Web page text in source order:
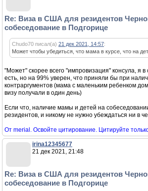
Re: Виза в США для резидентов
собеседование в Подгорице
Chudo70 писал(а) 21 дек 2021, 14:57:
Может чтобы убедиться, что мама в курсе, что на
"Может" скорее всего "импровизация" консула, я в
есть, но на 99% уверен, что приняли бы при
контраргументов (мама с маленьким ребенком
визу получали в один день)
Если что, наличие мамы и детей на
резидентов, и никому не нужно убеждаться ни в
От merial. Освойте цитирование. Цитируйте
irina12345677
21 дек 2021, 21:48
Re: Виза в США для резидентов
собеседование в Подгорице